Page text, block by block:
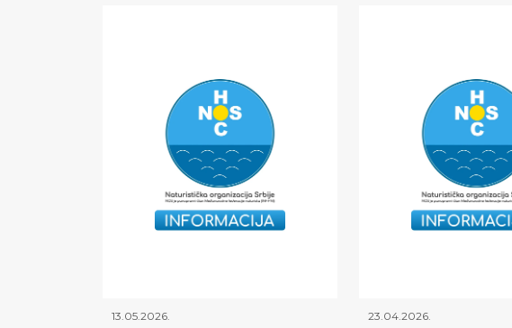
13.05.2026. 23.04.2026.